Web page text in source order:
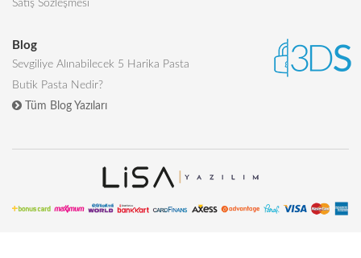
Satış Sözleşmesi
Blog
Sevgiliye Alınabilecek 5 Harika Pasta
Butik Pasta Nedir?
Tüm Blog Yazıları